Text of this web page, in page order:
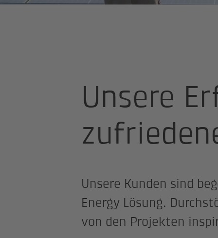
Unsere
Unsere Kunden sind
Energy Lösung.
von den Projekten